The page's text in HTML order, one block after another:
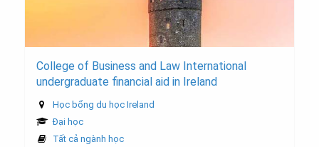
College of Business and Law International
undergraduate financial aid in Ireland
Học bổng du học Ireland
Đại học
Tất cả ngành học